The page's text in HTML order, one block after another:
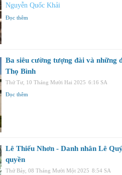
Nguyễn Quốc Khải
Đọc thêm
Ba siêu cường tượng đài và những
Thọ Bình
Thứ Tư, 10 Tháng Mười Hai 2025 6:16 SA
Đọc thêm
Lê Thiếu Nhơn - Danh nhân Lê
quyền
Thứ Bảy, 08 Tháng Mười Một 2025 8:54 SA